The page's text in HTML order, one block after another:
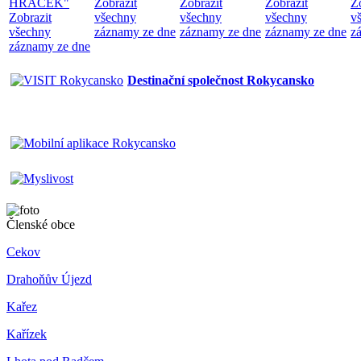
HRAČEK"
Zobrazit
všechny
záznamy ze dne
Zobrazit
všechny
záznamy ze dne
Zobrazit
všechny
záznamy ze dne
Zobrazit
všechny
záznamy ze dne
Destinační společnost Rokycansko
Členské obce
Cekov
Drahoňův Újezd
Kařez
Kařízek